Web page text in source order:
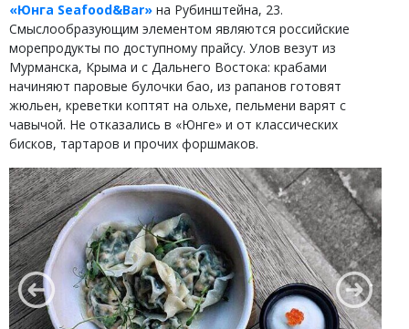
«Юнга Seafood&Bar» на Рубинштейна, 23.
Смыслообразующим элементом являются российские
морепродукты по доступному прайсу. Улов везут из
Мурманска, Крыма и с Дальнего Востока: крабами
начиняют паровые булочки бао, из рапанов готовят
жюльен, креветки коптят на ольхе, пельмени варят с
чавычой. Не отказались в «Юнге» и от классических
бисков, тартаров и прочих форшмаков.